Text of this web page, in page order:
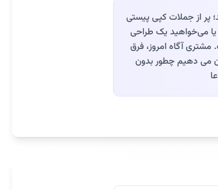
پر از جملات کپی پیستی
یا می‌خواهید یک طراحی
آگاه امروز، فرق
می‌ دهیم چطور بدون